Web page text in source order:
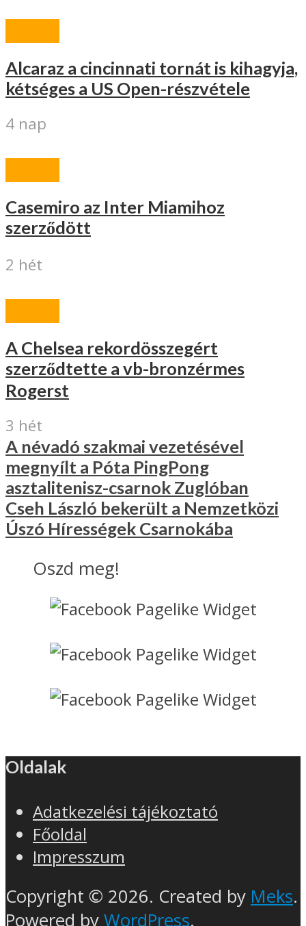
Alcaraz a cincinnati tornát is kihagyja,
kétséges a US Open-részvétele
4 nap
Casemiro az Inter Miamihoz
szerződött
2 hét
A Chelsea rekordösszegért
szerződtette a vb-bronzérmes
Rogerst
3 hét
A névadó szakmai vezetésével
megnyílt a Póta PingPong
asztalitenisz-csarnok Zuglóban
Cseh László bekerült a Nemzetközi
Úszó Hírességek Csarnokába
Oszd meg!
Oldalak
Adatkezelési tájékoztató
Főoldal
Impresszum
Copyright © 2026. Created by Meks.
Powered by WordPress.